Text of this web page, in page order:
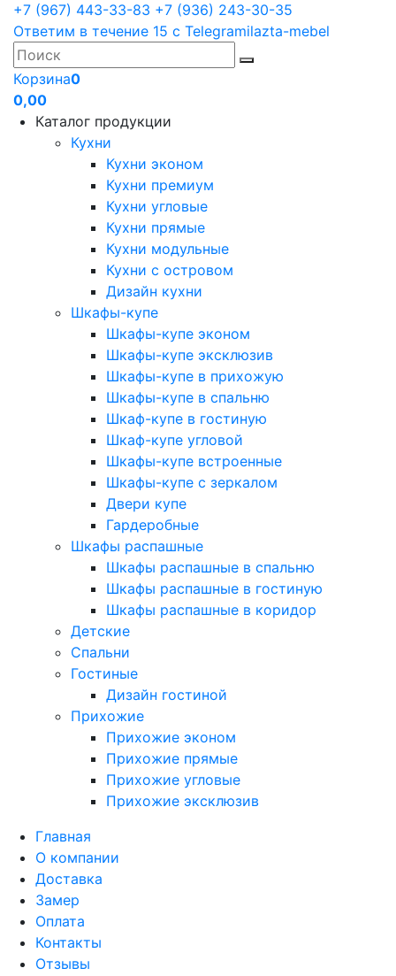
+7 (967) 443-33-83 +7 (936) 243-30-35
Ответим в течение 15 с Telegramilazta-mebel
Корзина0
0,00
Каталог продукции
Кухни
Кухни эконом
Кухни премиум
Кухни угловые
Кухни прямые
Кухни модульные
Кухни с островом
Дизайн кухни
Шкафы-купе
Шкафы-купе эконом
Шкафы-купе эксклюзив
Шкафы-купе в прихожую
Шкафы-купе в спальню
Шкаф-купе в гостиную
Шкаф-купе угловой
Шкафы-купе встроенные
Шкафы-купе с зеркалом
Двери купе
Гардеробные
Шкафы распашные
Шкафы распашные в спальню
Шкафы распашные в гостиную
Шкафы распашные в коридор
Детские
Спальни
Гостиные
Дизайн гостиной
Прихожие
Прихожие эконом
Прихожие прямые
Прихожие угловые
Прихожие эксклюзив
Главная
О компании
Доставка
Замер
Оплата
Контакты
Отзывы